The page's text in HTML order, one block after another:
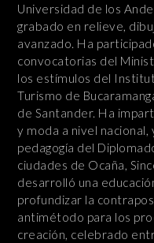
Universidad de los
grabado en relieve,
avanzado. Ha
convocatorias del
los estímulos del
Turismo de
de Santander. Ha
y moda a nivel
pedagogía del
ciudades de Ocaña,
desarrolló una
profundizar la
antimétodo para los
creación, celebrado